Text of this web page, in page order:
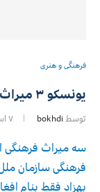
فرهنگی و هنری
یونسکو ۳ میراث فرهنگی را ثبت میکند
توسط bokhdi ۷ اسد ۱۴۰۰
سه میراث فرهنگی
فرهنگی سازمان
بهزاد فقط بنام